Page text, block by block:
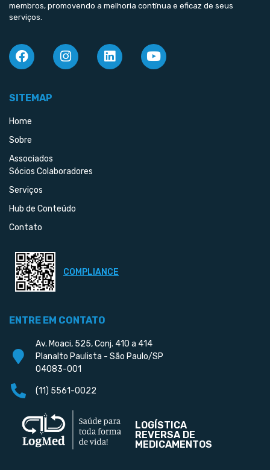
membros, promovendo a melhoria contínua e eficaz de seus
serviços.
SITEMAP
Home
Sobre
Associados
Sócios Colaboradores
Serviços
Hub de Conteúdo
Contato
COMPLIANCE
ENTRE EM CONTATO
Av. Moaci, 525, Conj. 410 a 414
Planalto Paulista - São Paulo/SP
04083-001
(11) 5561-0022
LOGÍSTICA
REVERSA DE
MEDICAMENTOS